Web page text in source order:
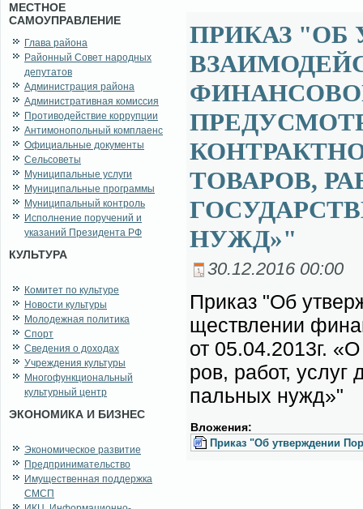
МЕСТНОЕ
САМОУПРАВЛЕНИЕ
Глава района
Районный Совет народных
депутатов
Администрация района
Административная комиссия
Противодействие коррупции
Антимонопольный комплаенс
Официальные документы
Сельсоветы
Муниципальные услуги
Муниципальные программы
Муниципальный контроль
Исполнение поручений и
указаний Президента РФ
КУЛЬТУРА
Комитет по культуре
Новости культуры
Молодежная политика
Спорт
Сведения о доходах
Учреждения культуры
Многофункциональный
культурный центр
ЭКОНОМИКА И БИЗНЕС
Экономическое развитие
Предпринимательство
Имущественная поддержка
СМСП
ПРИКАЗ "ОБ
ТОВАРОВ,
НУЖД»"
30.12.2016 00:00
При­каз "Об
ществ­ле­нии
от 05.04.2013г.
ров, ра­бот,
паль­ных нужд»"
Вло­же­ния:
При­каз "Об утвер­жде­нии